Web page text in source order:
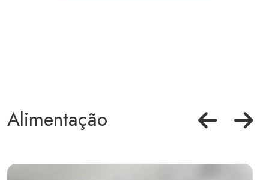
Alimentação